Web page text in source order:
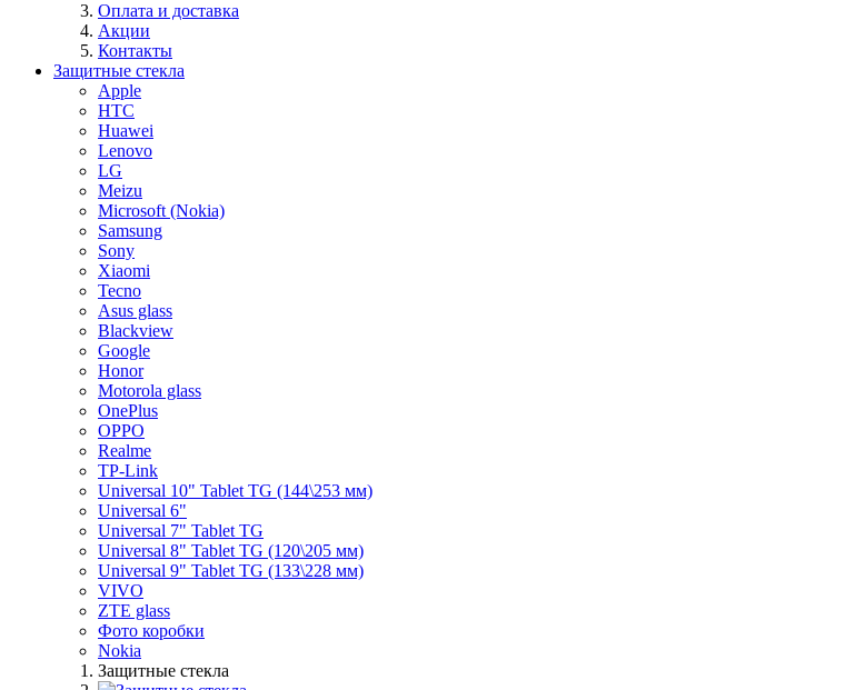
Оплата и доставка
Акции
Контакты
Защитные стекла
Apple
HTC
Huawei
Lenovo
LG
Meizu
Microsoft (Nokia)
Samsung
Sony
Xiaomi
Tecno
Asus glass
Blackview
Google
Honor
Motorola glass
OnePlus
OPPO
Realme
TP-Link
Universal 10" Tablet TG (144\253 мм)
Universal 6"
Universal 7" Tablet TG
Universal 8" Tablet TG (120\205 мм)
Universal 9" Tablet TG (133\228 мм)
VIVO
ZTE glass
Фото коробки
Nokia
Защитные стекла